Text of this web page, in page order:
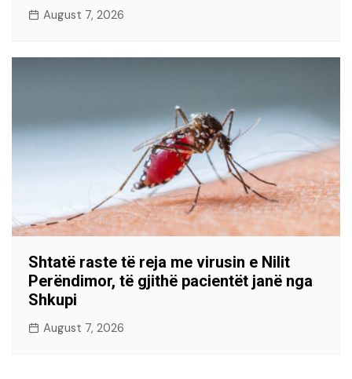
August 7, 2026
Shtatë raste të reja me virusin e Nilit
Perëndimor, të gjithë pacientët janë nga
Shkupi
August 7, 2026